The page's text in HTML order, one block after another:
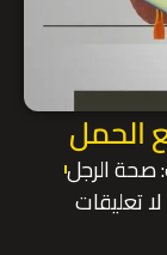
الحمل
صحة الرجل
لا تعليقات